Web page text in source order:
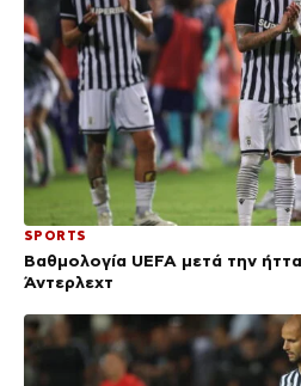
SPORTS
Βαθμολογία UEFA μετά την
Άντερλεχτ